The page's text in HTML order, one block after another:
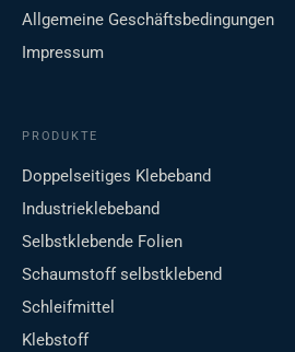
Allgemeine Geschäftsbedingungen
Impressum
PRODUKTE
Doppelseitiges Klebeband
Industrieklebeband
Selbstklebende Folien
Schaumstoff selbstklebend
Schleifmittel
Klebstoff